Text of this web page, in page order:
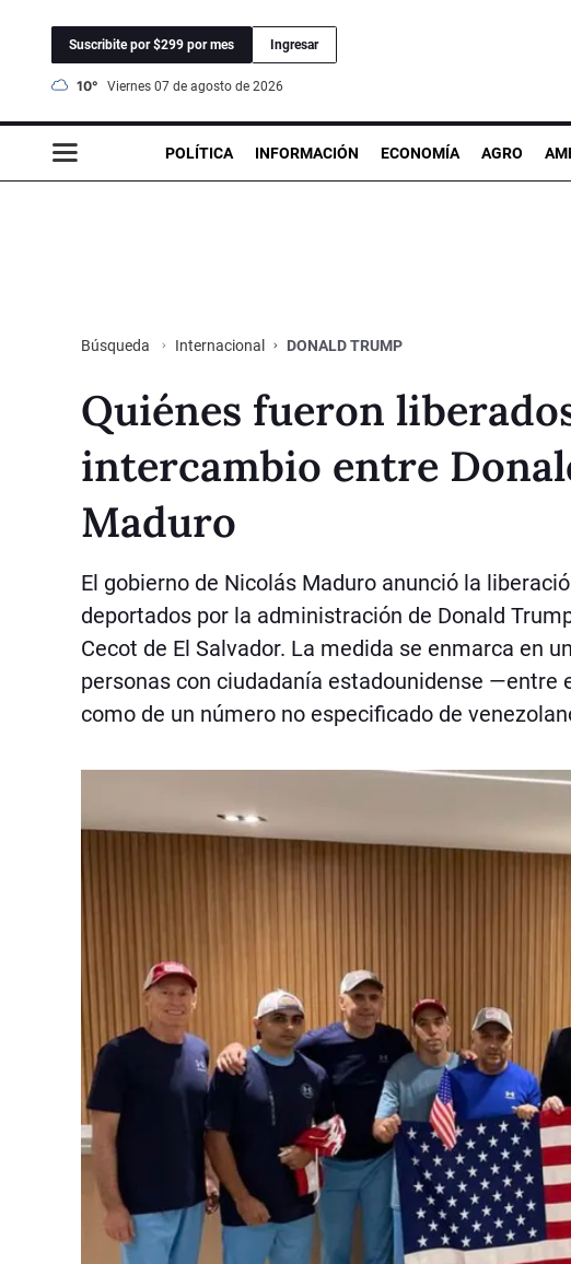
Suscribite por $299 por mes Ingresar
10° viernes 07 de agosto de 2026
POLÍTICA INFORMACIÓN ECONOMÍA AGRO
Búsqueda Internacional DONALD TRUMP
Quiénes fueron
intercambio entre
Maduro
El gobierno de Nicolás Maduro anunció la
deportados por la administración de Donald
Cecot de El Salvador. La medida se enmarca en
personas con ciudadanía estadounidense —entre
como de un número no especificado de